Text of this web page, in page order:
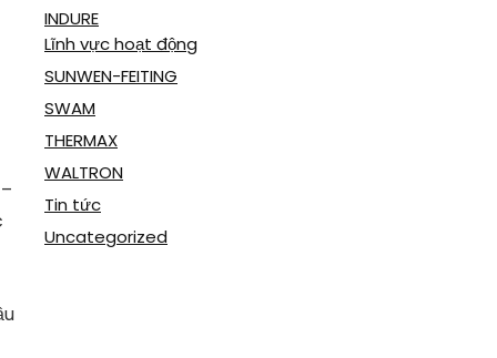
INDURE
Lĩnh vực hoạt động
SUNWEN-FEITING
SWAM
THERMAX
WALTRON
Tin tức
Uncategorized